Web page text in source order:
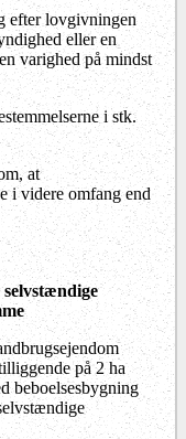
efter lovgivningen
eller en
varighed på mindst
i stk.
at
i videre omfang end
selvstændige
på 2 ha
beboelsesbygning